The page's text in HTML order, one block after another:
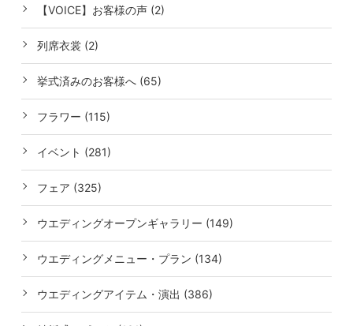
【VOICE】お客様の声 (2)
列席衣裳 (2)
挙式済みのお客様へ (65)
フラワー (115)
イベント (281)
フェア (325)
ウエディングオープンギャラリー (149)
ウエディングメニュー・プラン (134)
ウエディングアイテム・演出 (386)